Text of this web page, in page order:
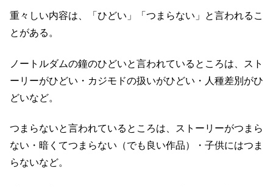
重々しい内容は、「ひどい」「つまらない」と言われるこ
とがある。
ノートルダムの鐘のひどいと言われているところは、スト
ーリーがひどい・カジモドの扱いがひどい・人種差別がひ
どいなど。
つまらないと言われているところは、ストーリーがつまら
ない・暗くてつまらない（でも良い作品）・子供にはつま
らないなど。